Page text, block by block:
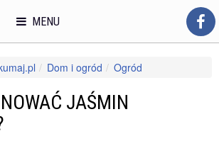
Dom i ogród
Ogród
JAŚMIN
MENU